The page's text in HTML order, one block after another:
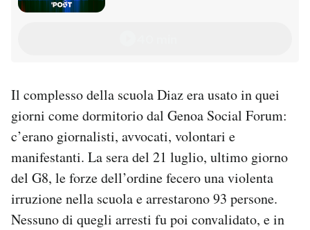
Il complesso della scuola Diaz era usato in quei
giorni come dormitorio dal Genoa Social Forum:
c’erano giornalisti, avvocati, volontari e
manifestanti. La sera del 21 luglio, ultimo giorno
del G8, le forze dell’ordine fecero una violenta
irruzione nella scuola e arrestarono 93 persone.
Nessuno di quegli arresti fu poi convalidato, e in